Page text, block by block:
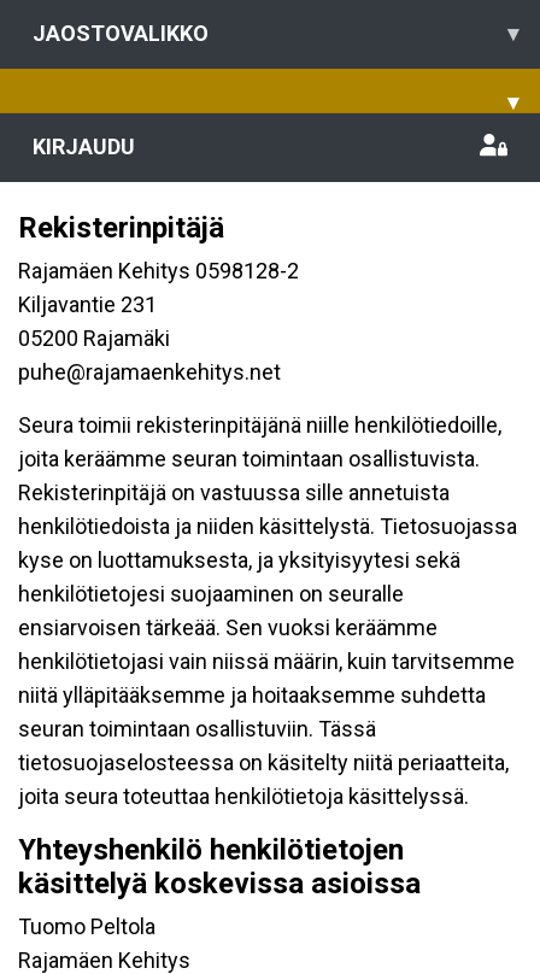
JAOSTOVALIKKO ▾
▾
KIRJAUDU
Rekisterinpitäjä
Rajamäen Kehitys 0598128-2
Kiljavantie 231
05200 Rajamäki
puhe@rajamaenkehitys.net
Seura toimii rekisterinpitäjänä niille henkilötiedoille,
joita keräämme seuran toimintaan osallistuvista.
Rekisterinpitäjä on vastuussa sille annetuista
henkilötiedoista ja niiden käsittelystä. Tietosuojassa
kyse on luottamuksesta, ja yksityisyytesi sekä
henkilötietojesi suojaaminen on seuralle
ensiarvoisen tärkeää. Sen vuoksi keräämme
henkilötietojasi vain niissä määrin, kuin tarvitsemme
niitä ylläpitääksemme ja hoitaaksemme suhdetta
seuran toimintaan osallistuviin. Tässä
tietosuojaselosteessa on käsitelty niitä periaatteita,
joita seura toteuttaa henkilötietoja käsittelyssä.
Yhteyshenkilö henkilötietojen
käsittelyä koskevissa asioissa
Tuomo Peltola
Rajamäen Kehitys